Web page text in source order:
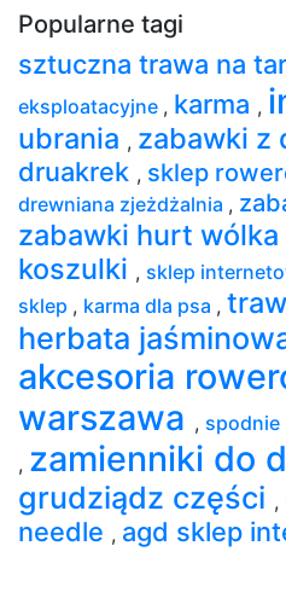
Popularne tagi
sztuczna trawa na
eksploatacyjne , karma ,
ubrania , zabawki z
druakrek , sklep
drewniana zjeżdżalnia ,
zabawki hurt wólka
koszulki , sklep
sklep , karma dla psa ,
herbata
akcesoria
warszawa , spodnie
, zamienniki do
grudziądz części ,
needle , agd sklep